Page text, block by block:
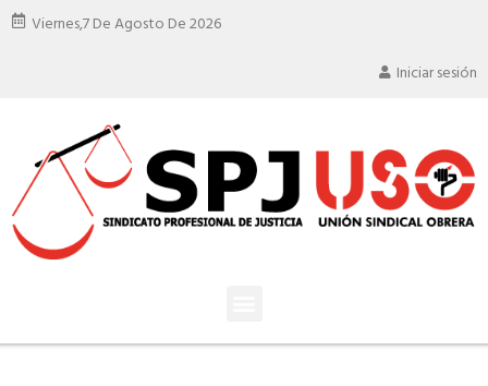
Viernes,7 De Agosto De 2026
Iniciar sesión